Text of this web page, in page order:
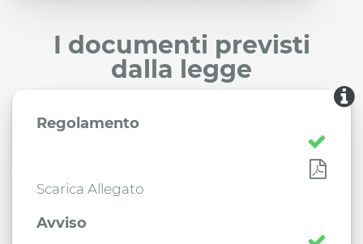
I documenti previsti
dalla legge
Regolamento
Scarica Allegato
Avviso